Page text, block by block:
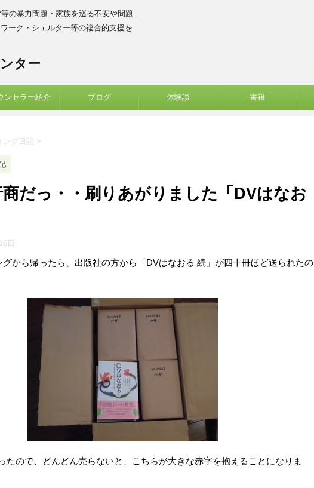
の暴力問題・家族を巡る不安や問題
ーク・シェルター等の複合的支援を
ター
ンセラー紹介 ブログ 体験談 書籍
ング日記 >
商だっ・・刷りあがりました「DVはなお
日
から帰ったら、出版社の方から「DVはなおる 続」が四十冊ほど送られたの
たので、どんどん売らないと、こちらが大きな赤字を抱えることになりま